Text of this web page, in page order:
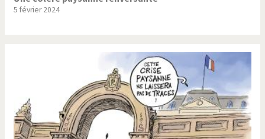
5 février 2024